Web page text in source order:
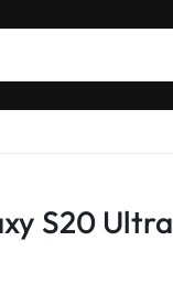
S20 Ultra